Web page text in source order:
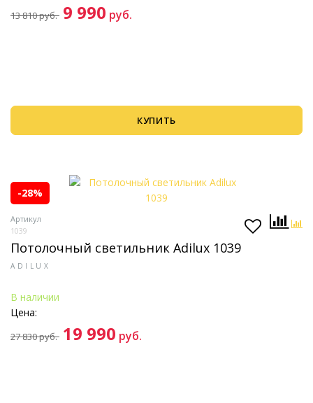
13 810руб. 9 990 руб.
КУПИТЬ
-28%
Артикул
1039
Потолочный светильник Adilux 1039
ADILUX
В наличии
Цена:
27 830руб. 19 990 руб.